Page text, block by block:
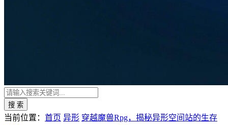
搜 索
当前位置： 首页 异形 穿越魔兽Rpg，揭秘异形空间站的生存